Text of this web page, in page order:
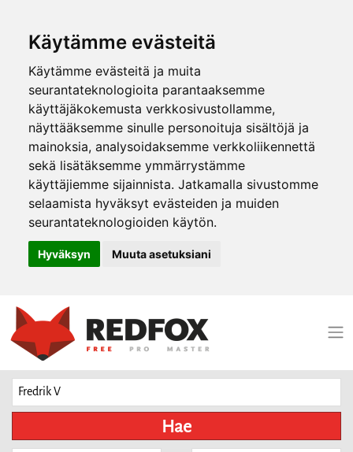
Käytämme evästeitä
Käytämme evästeitä ja muita
seurantateknologioita parantaaksemme
käyttäjäkokemusta verkkosivustollamme,
näyttääksemme sinulle personoituja sisältöjä ja
mainoksia, analysoidaksemme verkkoliikennettä
sekä lisätäksemme ymmärrystämme
käyttäjiemme sijainnista. Jatkamalla sivustomme
selaamista hyväksyt evästeiden ja muiden
seurantateknologioiden käytön.
Hyväksyn Muuta asetuksiani
Hae